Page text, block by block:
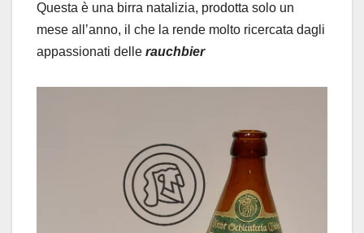
Questa è una birra natalizia, prodotta solo un
mese all’anno, il che la rende molto ricercata dagli
appassionati delle rauchbier